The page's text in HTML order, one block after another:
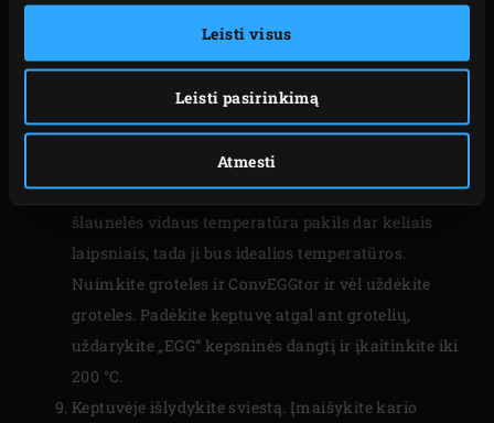
Leisti visus
Leisti pasirinkimą
Atmesti
Nuimkite sudegusius išorinius lapus nuo baltųjų
kopūstų. Supjaustykite kopūstus į keturias dalis,
išimkite šerdį ir išmeskite. Supjaustykite kopūstų
ketvirčius stambiais gabalais.
Pasiekus nustatytą vidaus temperatūrą, išimkite
elnienos šlaunelę iš „EGG“. Laisvai uždenkite
aliuminio folija ir palikite ramybėje; elnienos
šlaunelės vidaus temperatūra pakils dar keliais
laipsniais, tada ji bus idealios temperatūros.
Nuimkite groteles ir ConvEGGtor ir vėl uždėkite
groteles. Padėkite keptuvę atgal ant grotelių,
uždarykite „EGG“ kepsninės dangtį ir įkaitinkite iki
200 °C.
Keptuvėje išlydykite sviestą. Įmaišykite kario